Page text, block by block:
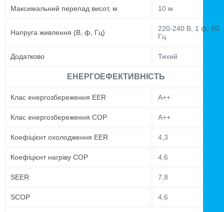
Максимальний перепад висот, м 10 м
Напруга живлення (В, ф, Гц)
220-240 В, 1 ф, 50
Гц
Додатково Тихий
ЕНЕРГОЕФЕКТИВНІСТЬ
Клас енергозбереження EER A++
Клас енергозбереження COP A++
Коефіцієнт охолодження EER 4,3
Коефіцієнт нагріву COP 4,6
SEER 7,8
SCOP 4,6